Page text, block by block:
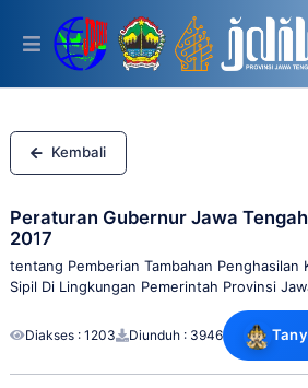
This
includes
accessibility
system.
Kembali
Peraturan Gubernur Jawa
2017
tentang Pemberian Tambahan Penghasilan
Sipil Di Lingkungan Pemerintah Provinsi
Diakses : 1203 Diunduh : 3946